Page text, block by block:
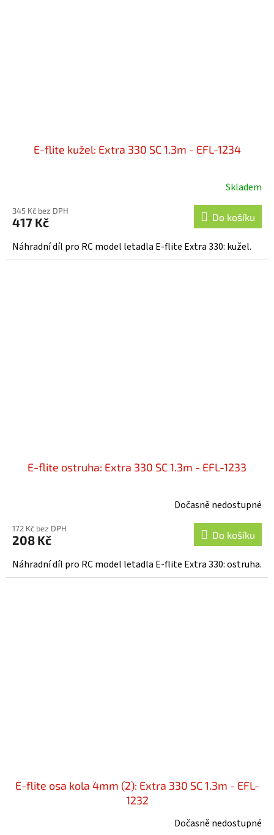
E-flite kužel: Extra 330 SC 1.3m - EFL-1234
Skladem
345 Kč bez DPH
417 Kč Do košíku
Náhradní díl pro RC model letadla E-flite Extra 330: kužel.
E-flite ostruha: Extra 330 SC 1.3m - EFL-1233
Dočasně nedostupné
172 Kč bez DPH
208 Kč Do košíku
Náhradní díl pro RC model letadla E-flite Extra 330: ostruha.
E-flite osa kola 4mm (2): Extra 330 SC 1.3m - EFL-
1232
Dočasně nedostupné